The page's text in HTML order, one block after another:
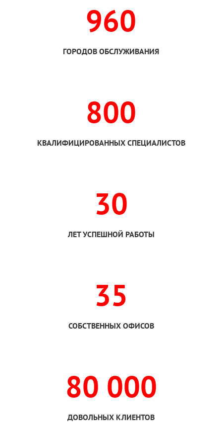
960
ГОРОДОВ ОБСЛУЖИВАНИЯ
800
КВАЛИФИЦИРОВАННЫХ СПЕЦИАЛИСТОВ
30
ЛЕТ УСПЕШНОЙ РАБОТЫ
35
СОБСТВЕННЫХ ОФИСОВ
80 000
ДОВОЛЬНЫХ КЛИЕНТОВ